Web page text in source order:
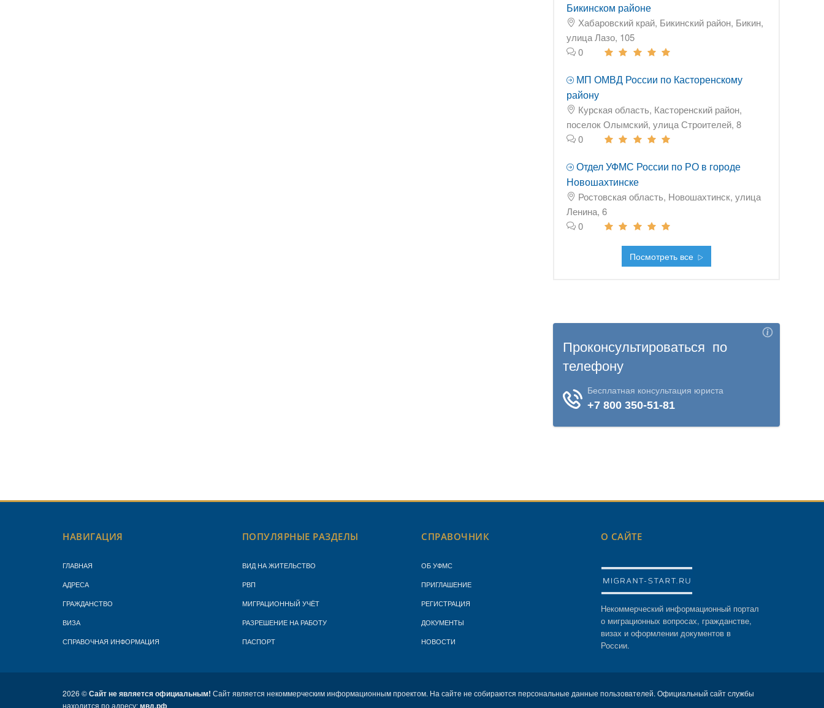
Бикинском районе
Хабаровский край, Бикинский район, Бикин,
улица Лазо, 105
0
МП ОМВД России по Касторенскому
району
Курская область, Касторенский район,
поселок Олымский, улица Строителей, 8
0
Отдел УФМС России по РО в городе
Новошахтинске
Ростовская область, Новошахтинск, улица
Ленина, 6
0
Посмотреть все
НАВИГАЦИЯ
ГЛАВНАЯ
АДРЕСА
ГРАЖДАНСТВО
ВИЗА
СПРАВОЧНАЯ ИНФОРМАЦИЯ
ПОПУЛЯРНЫЕ РАЗДЕЛЫ
ВИД НА ЖИТЕЛЬСТВО
РВП
МИГРАЦИОННЫЙ УЧЁТ
РАЗРЕШЕНИЕ НА РАБОТУ
ПАСПОРТ
СПРАВОЧНИК
ОБ УФМС
ПРИГЛАШЕНИЕ
РЕГИСТРАЦИЯ
ДОКУМЕНТЫ
НОВОСТИ
О САЙТЕ
Некоммерческий информационный портал
о миграционных вопросах, гражданстве,
визах и оформлении документов в
России.
2026 ©Сайт не является официальным! Сайт является некоммерческим информационным проектом. На сайте не собираются персональные данные пользователей. Официальный сайт службы
находится по адресу:мвд.рф